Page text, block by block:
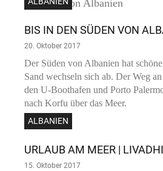
BIS IN DEN SÜDEN VON
20. Oktober 2017
Der Süden von Albanien hat
Sand wechseln sich ab. Der Weg
den U-Boothafen und Porto
nach Korfu über das Meer.
ALBANIEN
URLAUB AM MEER |
15. Oktober 2017